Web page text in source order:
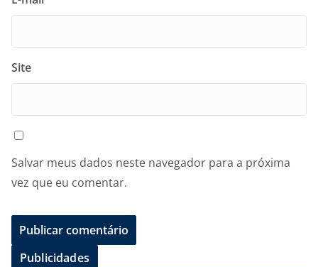
Site
Salvar meus dados neste navegador para a próxima
vez que eu comentar.
Publicidades